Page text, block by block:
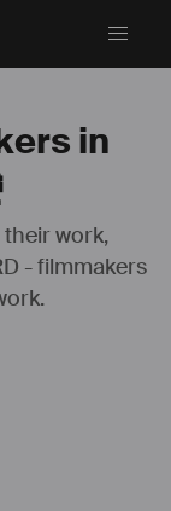
in
work,
- filmmakers
Yoann de
Baer dans le